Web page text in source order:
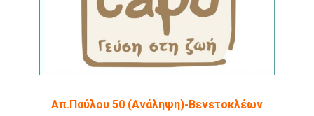
Απ.Παύλου 50 (Ανάληψη)-Βενετοκλέων